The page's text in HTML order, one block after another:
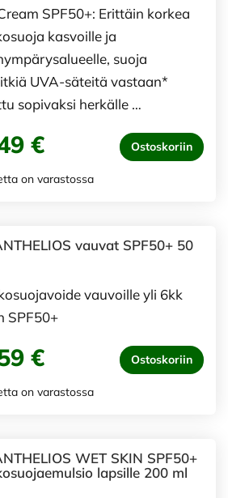
SPF50+: Erittäin korkea
kasvoille ja
suoja
UVA-säteitä vastaan*
sopivaksi herkälle …
€ Ostoskoriin
on varastossa
vauvat SPF50+ 50
vauvoille yli 6kk
SPF50+
€ Ostoskoriin
on varastossa
WET SKIN SPF50+
lapsille 200 ml